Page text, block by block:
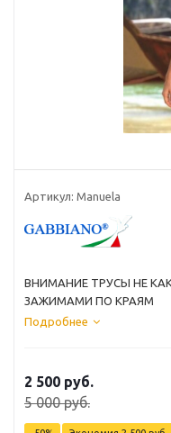
Артикул: Manuela
ВНИМАНИЕ ТРУСЫ НЕ
ЗАЖИМАМИ ПО КРАЯМ
Подробнее
2 500 руб.
5 000 руб.